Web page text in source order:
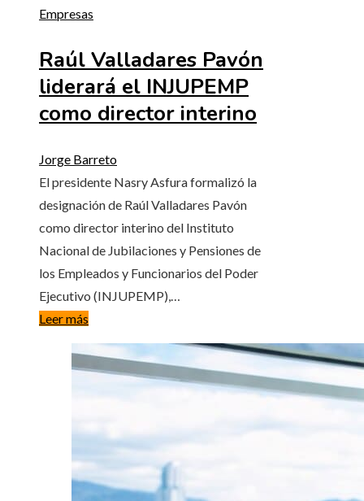
Empresas
Raúl Valladares Pavón
liderará el INJUPEMP
como director interino
Jorge Barreto
El presidente Nasry Asfura formalizó la
designación de Raúl Valladares Pavón
como director interino del Instituto
Nacional de Jubilaciones y Pensiones de
los Empleados y Funcionarios del Poder
Ejecutivo (INJUPEMP),…
Leer más